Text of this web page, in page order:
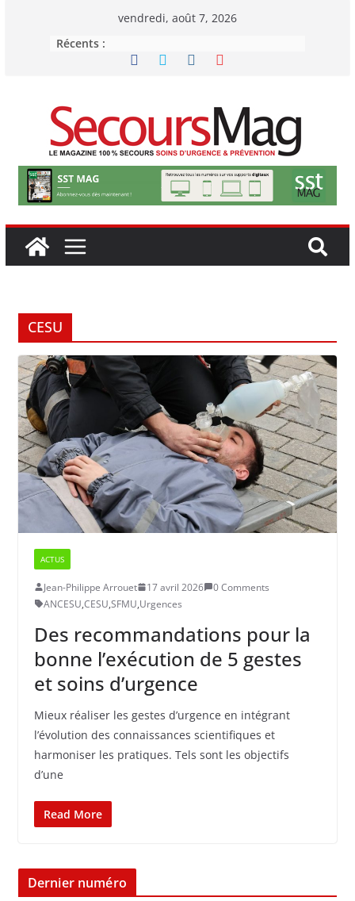
vendredi, août 7, 2026
Récents :
CESU
ACTUS
Jean-Philippe Arrouet 17 avril 2026
0 Comments
ANCESU,CESU,SFMU,Urgences
Des recommandations pour la
bonne l’exécution de 5 gestes
et soins d’urgence
Mieux réaliser les gestes d’urgence en intégrant
l’évolution des connaissances scientifiques et
harmoniser les pratiques. Tels sont les objectifs
d’une
Read More
Dernier numéro